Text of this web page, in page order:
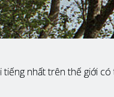
nhất trên thế giới